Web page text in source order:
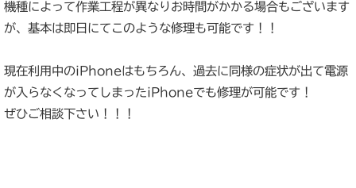
機種によって作業工程が異なりお時間がかかる場合もございます
が、基本は即日にてこのような修理も可能です！！
現在利用中のiPhoneはもちろん、過去に同様の症状が出て電源
が入らなくなってしまったiPhoneでも修理が可能です！
ぜひご相談下さい！！！